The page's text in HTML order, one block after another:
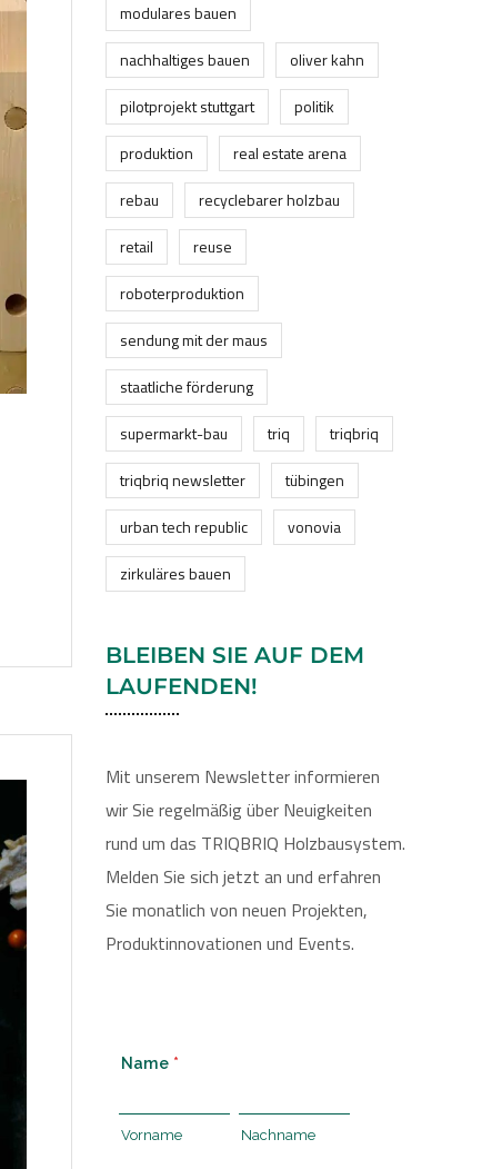
modulares bauen
nachhaltiges bauen
oliver kahn
pilotprojekt stuttgart
politik
produktion
real estate arena
rebau
recyclebarer holzbau
retail
reuse
roboterproduktion
sendung mit der maus
staatliche förderung
supermarkt-bau
triq
triqbriq
triqbriq newsletter
tübingen
urban tech republic
vonovia
zirkuläres bauen
BLEIBEN SIE AUF DEM
LAUFENDEN!
Mit unserem Newsletter informieren
wir Sie regelmäßig über Neuigkeiten
rund um das TRIQBRIQ Holzbausystem.
Melden Sie sich jetzt an und erfahren
Sie monatlich von neuen Projekten,
Produktinnovationen und Events.